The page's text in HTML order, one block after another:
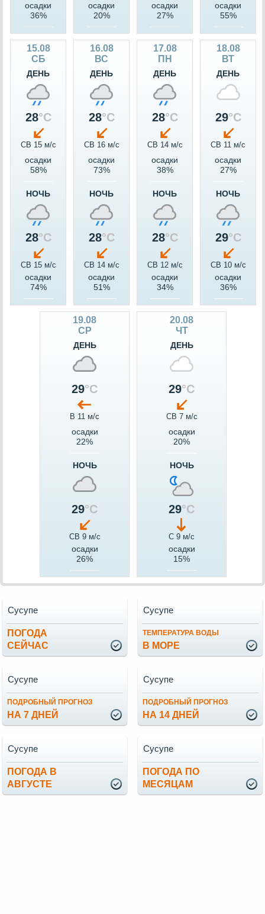
осадки
36%
осадки
20%
осадки
27%
осадки
55%
15.08
СБ
ДЕНЬ
28°C
СВ 15 м/c
осадки
58%
НОЧЬ
28°C
СВ 15 м/c
осадки
74%
16.08
ВС
ДЕНЬ
28°C
СВ 16 м/c
осадки
73%
НОЧЬ
28°C
СВ 14 м/c
осадки
51%
17.08
ПН
ДЕНЬ
28°C
СВ 14 м/c
осадки
38%
НОЧЬ
28°C
СВ 12 м/c
осадки
34%
18.08
ВТ
ДЕНЬ
29°C
СВ 11 м/c
осадки
27%
НОЧЬ
29°C
СВ 10 м/c
осадки
36%
19.08
СР
ДЕНЬ
29°C
В 11 м/c
осадки
22%
НОЧЬ
29°C
СВ 9 м/c
осадки
26%
20.08
ЧТ
ДЕНЬ
29°C
СВ 7 м/c
осадки
20%
НОЧЬ
29°C
С 9 м/c
осадки
15%
ПОГОДА
СЕЙЧАС
Сусупе
ТЕМПЕРАТУРА ВОДЫ
В МОРЕ
Сусупе
ПОДРОБНЫЙ ПРОГНОЗ
НА 7 ДНЕЙ
Сусупе
ПОДРОБНЫЙ ПРОГНОЗ
НА 14 ДНЕЙ
Сусупе
ПОГОДА В
АВГУСТЕ
Сусупе
ПОГОДА ПО
МЕСЯЦАМ
Сусупе